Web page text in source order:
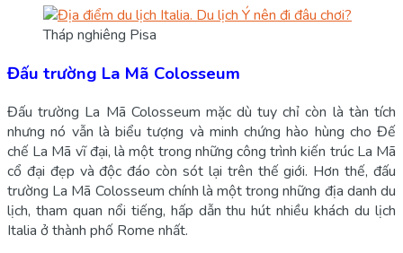
Tháp nghiêng Pisa
Đấu trường La Mã Colosseum
Đấu trường La Mã Colosseum mặc dù tuy chỉ còn là tàn tích
nhưng nó vẫn là biểu tượng và minh chứng hào hùng cho Đế
chế La Mã vĩ đại, là một trong những công trình kiến trúc La Mã
cổ đại đẹp và độc đáo còn sót lại trên thế giới. Hơn thế, đấu
trường La Mã Colosseum chính là một trong những địa danh du
lịch, tham quan nổi tiếng, hấp dẫn thu hút nhiều khách du lịch
Italia ở thành phố Rome nhất.